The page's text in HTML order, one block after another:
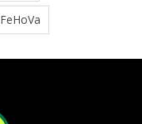
FeHoVa